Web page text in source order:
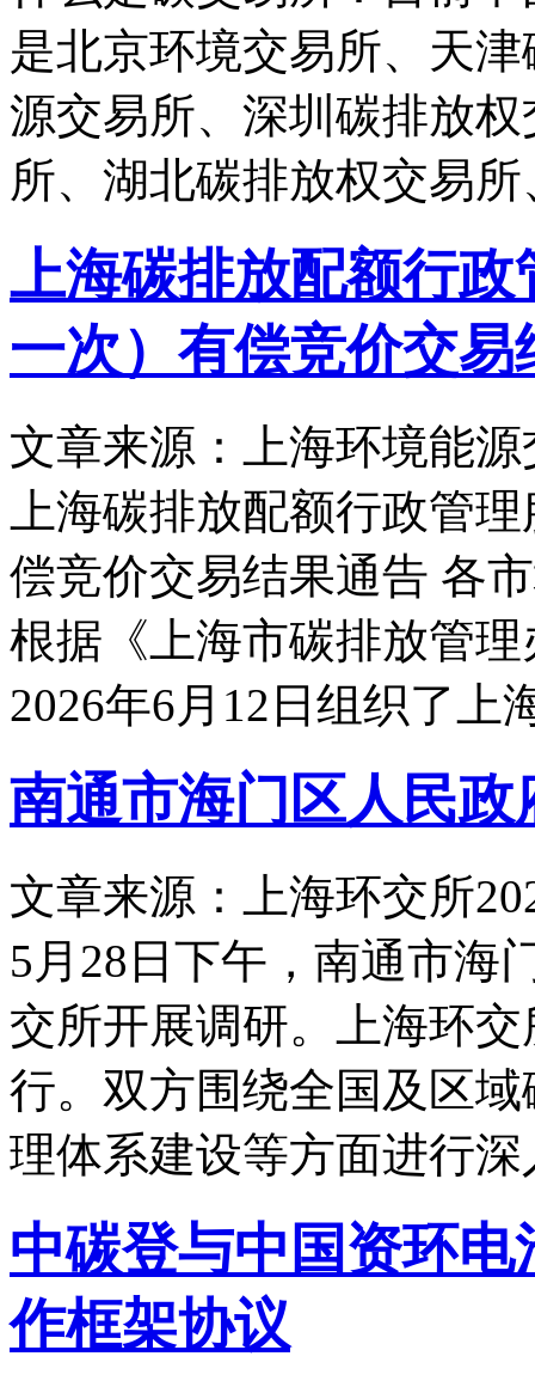
是北京环境交易所、天
源交易所、深圳碳排放
所、湖北碳排放权交易
上海碳排放配额行政
一次）有偿竞价交易
文章来源：上海环境能源
上海碳排放配额行政管
偿竞价交易结果通告 各
根据《上海市碳排放管
2026年6月12日组织了上
南通市海门区人民
文章来源：上海环交所
5月28日下午，南通市海
交所开展调研。上海环
行。双方围绕全国及区
理体系建设等方面进行深
中碳登与中国资环
作框架协议